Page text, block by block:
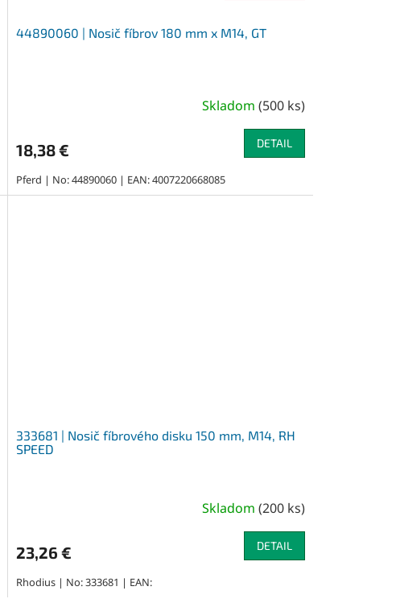
44890060 | Nosič fíbrov 180 mm x M14, GT
Skladom (500 ks)
18,38 € DETAIL
Pferd | No: 44890060 | EAN: 4007220668085
333681 | Nosič fíbrového disku 150 mm, M14, RH
SPEED
Skladom (200 ks)
23,26 € DETAIL
Rhodius | No: 333681 | EAN: